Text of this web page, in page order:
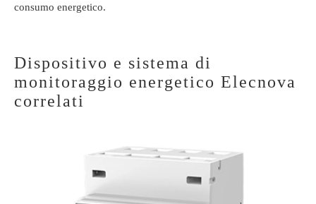
consumo energetico.
Dispositivo e sistema di
monitoraggio energetico Elecnova
correlati